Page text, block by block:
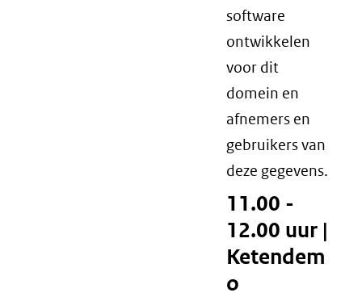
software
ontwikkelen
voor dit
domein en
afnemers en
gebruikers van
deze gegevens.
11.00 -
12.00 uur |
Ketendem
o